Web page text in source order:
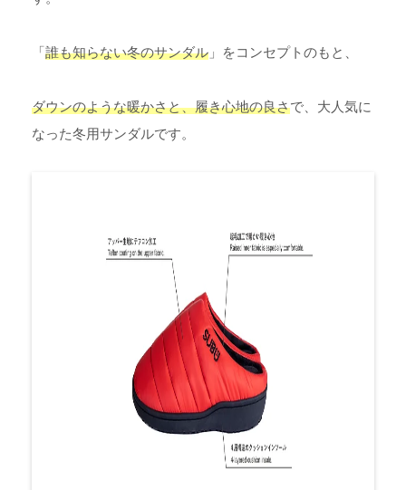
「誰も知らない冬のサンダル 」をコンセプトのもと、
ダウンのような暖かさと、履き心地の良さで、大人気に
なった冬用サンダルです。